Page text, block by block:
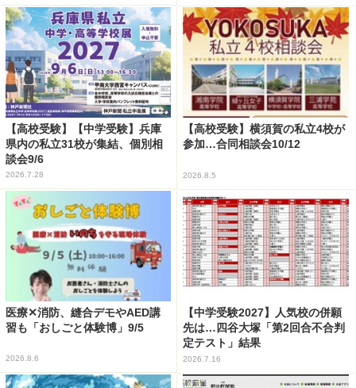
【高校受験】【中学受験】兵庫
県内の私立31校が集結、個別相
談会9/6
2026.7.28
【高校受験】横須賀の私立4校が
参加…合同相談会10/12
2026.8.5
医療✕消防、縫合デモやAED講
習も「おしごと体験博」9/5
2026.8.6
【中学受験2027】人気校の併願
先は…四谷大塚「第2回合不合判
定テスト」結果
2026.7.16